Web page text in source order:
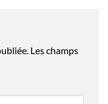
Les champs